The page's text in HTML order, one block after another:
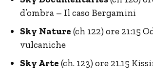
d’ombra – Il caso Bergamini
Sky Nature (ch 122) ore 21:15
vulcaniche
Sky Arte (ch. 123) ore 21.15